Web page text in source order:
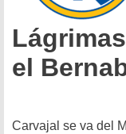
el
Carvajal se va del